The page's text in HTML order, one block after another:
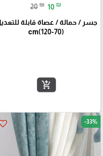
20 ₪ 10 ₪
جسر / حمالة / عصاة قابلة
(70-120)cm
add_shopping_cart
-33%